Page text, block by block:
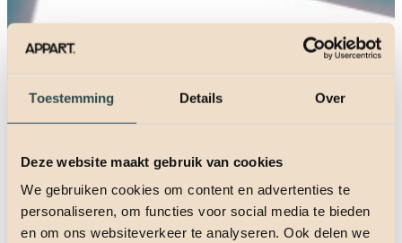
Toestemming Details Over
Deze website maakt gebruik van cookies
We gebruiken cookies om content en advertenties te
personaliseren, om functies voor social media te bieden
en om ons websiteverkeer te analyseren. Ook delen we